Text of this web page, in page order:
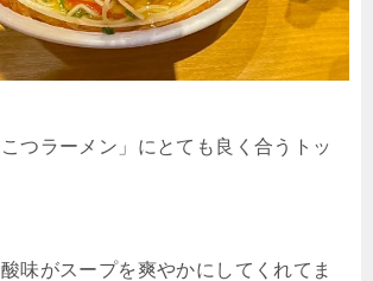
つラーメン」にとても良く合うトッ
味がスープを爽やかにしてくれてま